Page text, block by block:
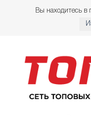
Вы находитесь в